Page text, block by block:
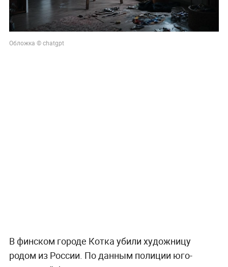
Обложка © chatgpt
В финском городе Котка убили художницу
родом из России. По данным полиции юго-